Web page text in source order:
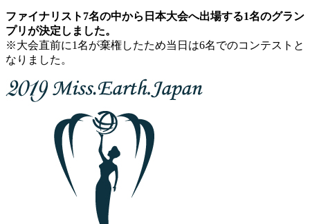
ファイナリスト7名の中から日本大会へ出場する1名のグラン
プリが決定しました。
※大会直前に1名が棄権したため当日は6名でのコンテストと
なりました。